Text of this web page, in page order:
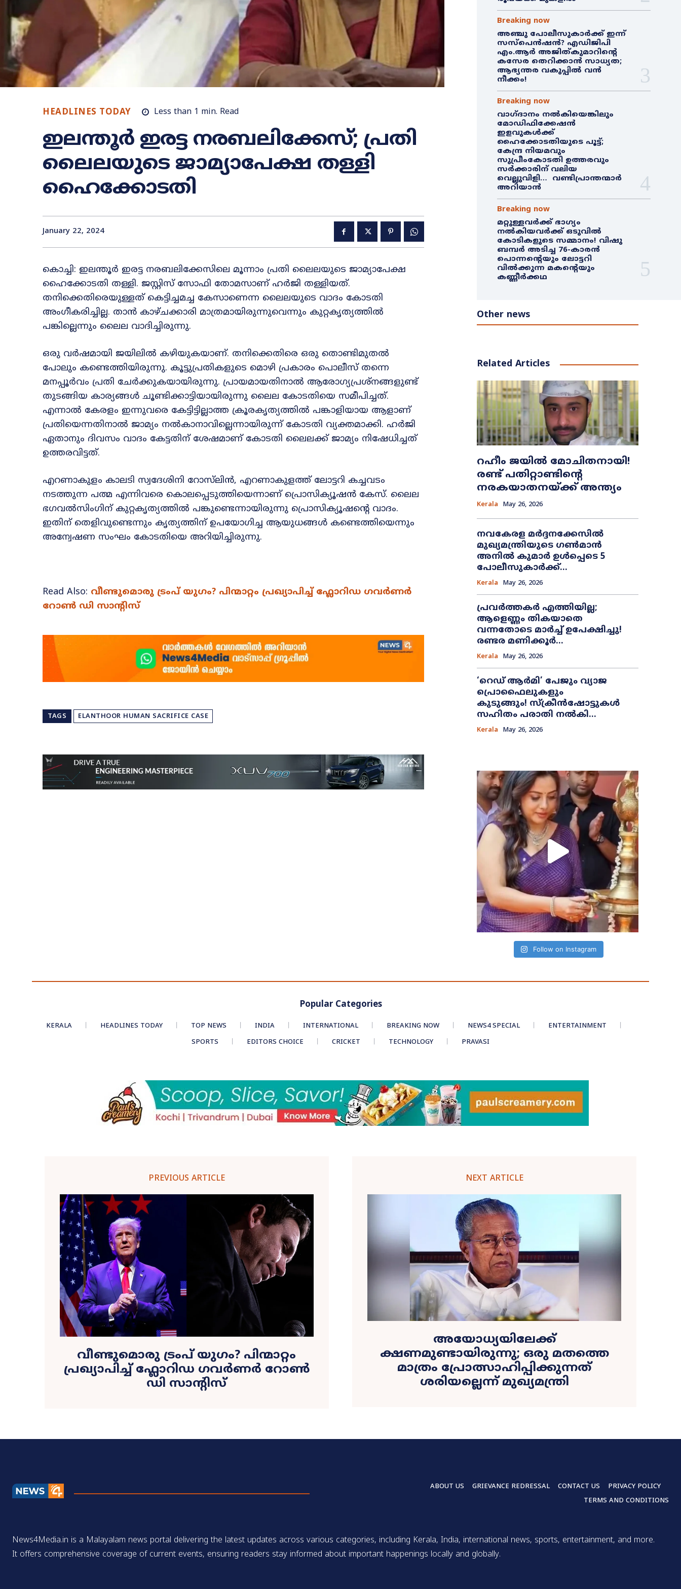
HEADLINES TODAY Less than 1 min. Read
ഇലന്തൂർ ഇരട്ട നരബലിക്കേസ്; പ്രതി
ലൈലയുടെ ജാമ്യാപേക്ഷ തള്ളി
ഹൈക്കോടതി
January 22, 2024
കൊച്ചി: ഇലന്തൂർ ഇരട്ട നരബലിക്കേസിലെ മൂന്നാം പ്രതി ലൈലയുടെ ജാമ്യാപേക്ഷ
ഹൈക്കോടതി തള്ളി. ജസ്റ്റിസ് സോഫി തോമസാണ് ഹർജി തള്ളിയത്.
തനിക്കെതിരെയുള്ളത് കെട്ടിച്ചമച്ച കേസാണെന്ന ലൈലയുടെ വാദം കോടതി
അംഗീകരിച്ചില്ല. താന്‍ കാഴ്ചക്കാരി മാത്രമായിരുന്നുവെന്നും കുറ്റകൃത്യത്തില്‍
പങ്കില്ലെന്നും ലൈല വാദിച്ചിരുന്നു.
ഒരു വർഷമായി ജയിലിൽ കഴിയുകയാണ്. തനിക്കെതിരെ ഒരു തൊണ്ടിമുതൽ
പോലും കണ്ടെത്തിയിരുന്നു. കൂട്ടുപ്രതികളുടെ മൊഴി പ്രകാരം പൊലീസ് തന്നെ
മനപ്പൂർവം പ്രതി ചേർക്കുകയായിരുന്നു. പ്രായമായതിനാൽ ആരോഗ്യപ്രശ്‌നങ്ങളുണ്ട്
തുടങ്ങിയ കാര്യങ്ങൾ ചൂണ്ടിക്കാട്ടിയായിരുന്നു ലൈല കോടതിയെ സമീപിച്ചത്.
എന്നാൽ കേരളം ഇന്നുവരെ കേട്ടിട്ടില്ലാത്ത ക്രൂരകൃത്യത്തിൽ പങ്കാളിയായ ആളാണ്
പ്രതിയെന്നതിനാൽ ജാമ്യം നൽകാനാവില്ലെന്നായിരുന്ന് കോടതി വ്യക്തമാക്കി. ഹർജി
ഏതാനും ദിവസം വാദം കേട്ടതിന് ശേഷമാണ് കോടതി ലൈലക്ക് ജാമ്യം നിഷേധിച്ചത്
ഉത്തരവിട്ടത്.
എറണാകുളം കാലടി സ്വദേശിനി റോസ്‌ലിൻ, എറണാകുളത്ത് ലോട്ടറി കച്ചവടം
നടത്തുന്ന പത്മ എന്നിവരെ കൊലപ്പെടുത്തിയെന്നാണ് പ്രൊസിക്യൂഷന്‍ കേസ്. ലൈല
ഭഗവല്‍സിംഗിന് കുറ്റകൃത്യത്തില്‍ പങ്കുണ്ടെന്നായിരുന്നു പ്രൊസിക്യൂഷന്റെ വാദം.
ഇതിന് തെളിവുണ്ടെന്നും കൃത്യത്തിന് ഉപയോഗിച്ച ആയുധങ്ങള്‍ കണ്ടെത്തിയെന്നും
അന്വേഷണ സംഘം കോടതിയെ അറിയിച്ചിരുന്നു.
Read Also: വീണ്ടുമൊരു ട്രംപ് യുഗം? പിന്മാറ്റം പ്രഖ്യാപിച്ച് ഫ്ലോറിഡ ​ഗവർണർ
റോൺ ഡി സാന്റിസ്
TAGS ELANTHOOR HUMAN SACRIFICE CASE
Breaking now
അഞ്ചു പോലീസുകാർക്ക് ഇന്ന്
സസ്‌പെൻഷൻ? എഡിജിപി
എം.ആർ അജിത്കുമാറിൻ്റെ
കസേര തെറിക്കാൻ സാധ്യത;
ആഭ്യന്തര വകുപ്പിൽ വൻ
നീക്കം!
Breaking now
വാഗ്ദാനം നൽകിയെങ്കിലും
മോഡിഫിക്കേഷൻ
ഇളവുകൾക്ക്
ഹൈക്കോടതിയുടെ പൂട്ട്;
കേന്ദ്ര നിയമവും
സുപ്രീംകോടതി ഉത്തരവും
സർക്കാരിന് വലിയ
വെല്ലുവിളി… വണ്ടിപ്രാന്തന്മാർ
അറിയാൻ
Breaking now
മറ്റുള്ളവർക്ക് ഭാഗ്യം
നൽകിയവർക്ക് ഒടുവിൽ
കോടികളുടെ സമ്മാനം! വിഷു
ബമ്പർ അടിച്ച 76-കാരൻ
പൊന്നന്റെയും ലോട്ടറി
വിൽക്കുന്ന മകന്റെയും
കണ്ണീർക്കഥ
Other news
Related Articles
റഹീം ജയിൽ മോചിതനായി!
രണ്ട് പതിറ്റാണ്ടിന്റെ
നരകയാതനയ്ക്ക് അന്ത്യം
Kerala May 26, 2026
നവകേരള മർദ്ദനക്കേസിൽ
മുഖ്യമന്ത്രിയുടെ ഗൺമാൻ
അനിൽ കുമാർ ഉൾപ്പെടെ 5
പോലീസുകാർക്ക്...
Kerala May 26, 2026
പ്രവർത്തകർ എത്തിയില്ല;
ആളെണ്ണം തികയാതെ
വന്നതോടെ മാർച്ച് ഉപേക്ഷിച്ചു!
രണ്ടര മണിക്കൂർ...
Kerala May 26, 2026
​‘റെഡ് ആർമി’ പേജും വ്യാജ
പ്രൊഫൈലുകളും
കുടുങ്ങും! സ്ക്രീൻഷോട്ടുകൾ
സഹിതം പരാതി നൽകി...
Kerala May 26, 2026
Follow on Instagram
Popular Categories
KERALA HEADLINES TODAY TOP NEWS INDIA INTERNATIONAL BREAKING NOW NEWS4 SPECIAL
ENTERTAINMENT
SPORTS
EDITORS CHOICE CRICKET TECHNOLOGY PRAVASI
PREVIOUS ARTICLE
വീണ്ടുമൊരു ട്രംപ് യുഗം? പിന്മാറ്റം
പ്രഖ്യാപിച്ച് ഫ്ലോറിഡ ​ഗവർണർ റോൺ
ഡി സാന്റിസ്
NEXT ARTICLE
അയോധ്യയിലേക്ക്
ക്ഷണമുണ്ടായിരുന്നു; ഒരു മതത്തെ
മാത്രം പ്രോത്സാഹിപ്പിക്കുന്നത്
ശരിയല്ലെന്ന് മുഖ്യമന്ത്രി
ABOUT US GRIEVANCE REDRESSAL CONTACT US
PRIVACY POLICY
TERMS AND CONDITIONS
News4Media.in is a Malayalam news portal delivering the latest updates across various categories, including Kerala, India, international news, sports, entertainment, and more.
It offers comprehensive coverage of current events, ensuring readers stay informed about important happenings locally and globally.